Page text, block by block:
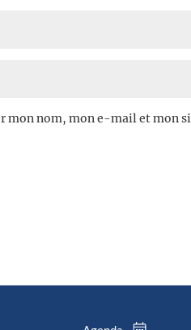
mon nom, mon e-mail et mon